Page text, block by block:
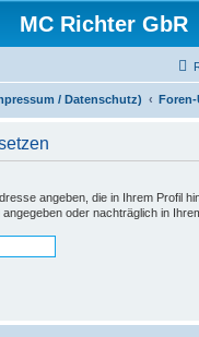
MC Richter GbR
/ Datenschutz)
angeben, die in Ihrem Profil
oder nachträglich in